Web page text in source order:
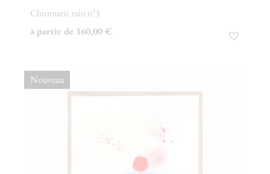
Chromatic rain n°3
à partir de 160,00 €
Nouveau